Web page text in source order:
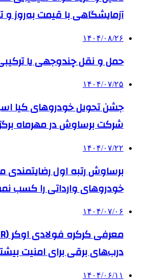
آزمایشگاهی با قیمت به‌روز
۱۴۰۴/۰۸/۲۶
حمل و نقل چندوجهی یا
۱۴۰۴/۰۷/۲۵
جشن تحویل خودروهای کیا
شرکت برساوش در مهرماه
۱۴۰۴/۰۷/۲۲
برساوش رتبه اول رضایتمندی
خودروهای وارداتی را کسب
۱۴۰۴/۰۷/۰۶
درب‌های برقی برای امنیت
۱۴۰۴/۰۶/۱۱